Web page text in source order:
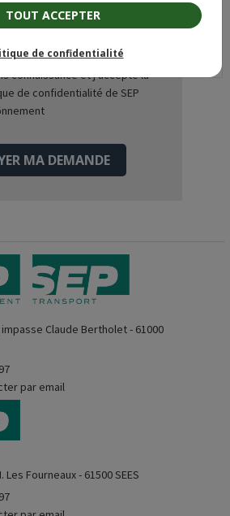
connaissance et j'acceptela
de confidentialité de SEP
MA DEMANDE
Claude Bertholet - 61000
par email
Fourneaux - 61500 SEES
TOUT ACCEPTER
de confidentialité